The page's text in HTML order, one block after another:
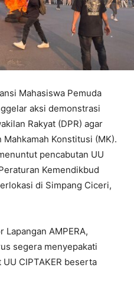
Mahasiswa Pemuda
aksi demonstrasi
Rakyat (DPR) agar
Konstitusi (MK).
pencabutan UU
Kemendikbud
di Simpang Ciceri,
Lapangan AMPERA,
segera menyepakati
CIPTAKER beserta